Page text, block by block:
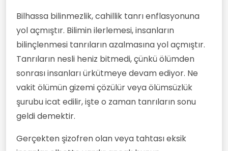
Bilhassa bilinmezlik, cahillik tanrı enflasyonuna
yol açmıştır. Bilimin ilerlemesi, insanların
bilinçlenmesi tanrıların azalmasına yol açmıştır.
Tanrıların nesli heniz bitmedi, çünkü ölümden
sonrası insanları ürkütmeye devam ediyor. Ne
vakit ölümün gizemi çözülür veya ölümsüzlük
şurubu icat edilir, işte o zaman tanrıların sonu
geldi demektir.
Gerçekten şizofren olan veya tahtası eksik